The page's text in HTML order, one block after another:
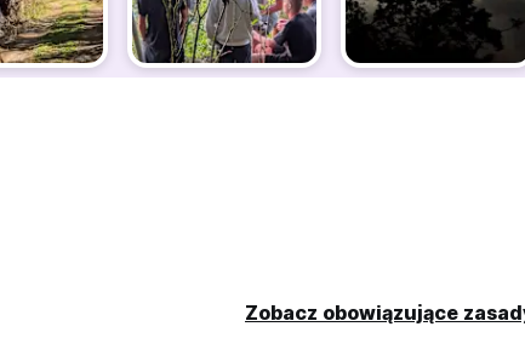
Zobacz obowiązujące